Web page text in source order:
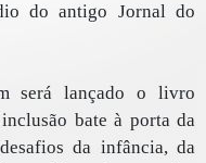
do antigo Jornal do
será lançado o livro
bate à porta da
da infância, da